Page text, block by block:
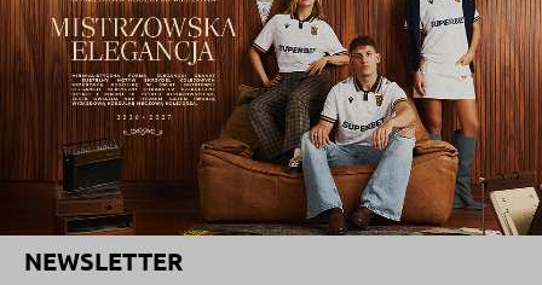
NEWSLETTER